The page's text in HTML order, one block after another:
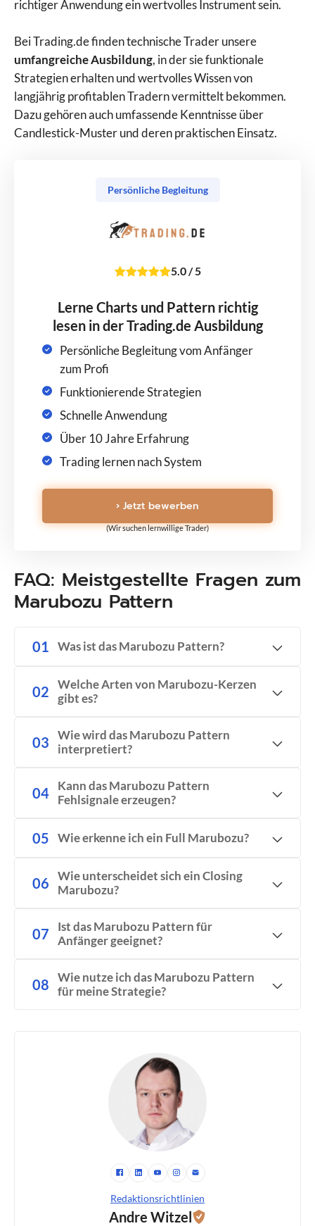
richtiger Anwendung ein wertvolles Instrument sein.
Bei Trading.de finden technische Trader unsere
umfangreiche Ausbildung, in der sie funktionale
Strategien erhalten und wertvolles Wissen von
langjährig profitablen Tradern vermittelt bekommen.
Dazu gehören auch umfassende Kenntnisse über
Candlestick-Muster und deren praktischen Einsatz.
Persönliche Begleitung
5.0/5
Lerne Charts und Pattern richtig
lesen in der Trading.de Ausbildung
Persönliche Begleitung vom Anfänger
zum Profi
Funktionierende Strategien
Schnelle Anwendung
Über 10 Jahre Erfahrung
Trading lernen nach System
› Jetzt bewerben
(Wir suchen lernwillige Trader)
FAQ: Meistgestellte Fragen zum
Marubozu Pattern
Was ist das Marubozu Pattern?
Welche Arten von Marubozu-Kerzen
gibt es?
Wie wird das Marubozu Pattern
interpretiert?
Kann das Marubozu Pattern
Fehlsignale erzeugen?
Wie erkenne ich ein Full Marubozu?
Wie unterscheidet sich ein Closing
Marubozu?
Ist das Marubozu Pattern für
Anfänger geeignet?
Wie nutze ich das Marubozu Pattern
für meine Strategie?
Redaktionsrichtlinien
Andre Witzel